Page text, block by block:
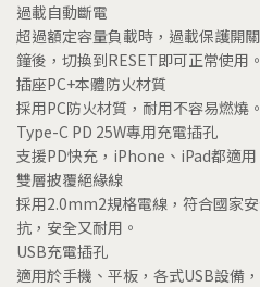
過載自動斷電
超過額定容量負載時，過載保護開
鐘後，切換到RESET即可正常使用。
插座PC+本體防火材質
採用PC防火材質，耐用不容易燃燒。
Type-C PD 25W專用充電插孔
支援PD快充，iPhone、iPad都適用
雙層披覆絕緣線
採用2.0mm2規格電線，符合國家
抗，安全又耐用。
USB充電插孔
適用於手機、平板，各式USB設備